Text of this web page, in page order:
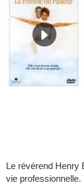
Le révérend Henry
vie professionnelle.